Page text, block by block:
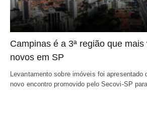
Campinas é a 3ª região que
novos em SP
Levantamento sobre imóveis foi apresentado
novo encontro promovido pelo Secovi-SP